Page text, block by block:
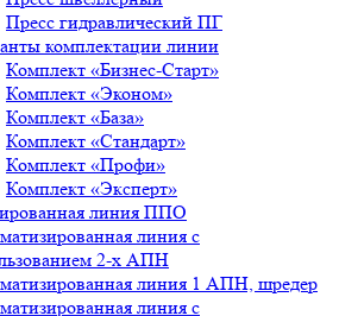
Пресс гидравлический ПГ
комплектации линии
Комплект «Бизнес-Старт»
Комплект «Эконом»
Комплект «База»
Комплект «Стандарт»
Комплект «Профи»
Комплект «Эксперт»
линия ППО
линия с
2-х АПН
линия 1 АПН, шредер
линия с